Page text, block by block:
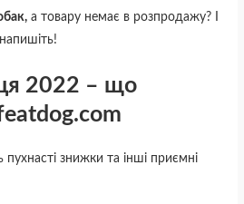
, а товару немає в розпродажу? І
2022 – що
знижки та інші приємні